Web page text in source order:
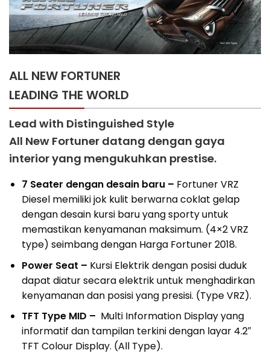
ALL NEW FORTUNER
LEADING THE WORLD
Lead with Distinguished Style
All New Fortuner datang dengan gaya
interior yang mengukuhkan prestise.
7 Seater dengan desain baru – Fortuner VRZ
Diesel memiliki jok kulit berwarna coklat gelap
dengan desain kursi baru yang sporty untuk
memastikan kenyamanan maksimum. (4×2 VRZ
type) seimbang dengan Harga Fortuner 2018.
Power Seat – Kursi Elektrik dengan posisi duduk
dapat diatur secara elektrik untuk menghadirkan
kenyamanan dan posisi yang presisi. (Type VRZ).
TFT Type MID – Multi Information Display yang
informatif dan tampilan terkini dengan layar 4.2″
TFT Colour Display. (All Type).